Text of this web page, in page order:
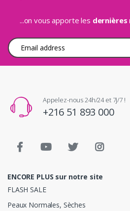
...on vous apporte les dernières
Adresse e-mail
Appelez-nous 24h/24 et 7j/7 !
+216 51 893 000
ENCORE PLUS sur notre site
FLASH SALE
Peaux Normales, Sèches